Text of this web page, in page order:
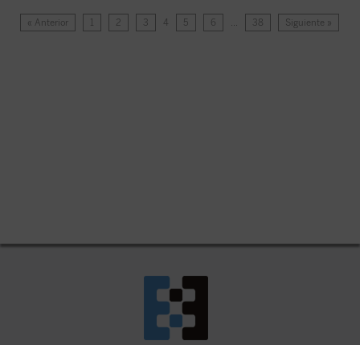
« Anterior 1 2 3 4 5 6 … 38 Siguiente »